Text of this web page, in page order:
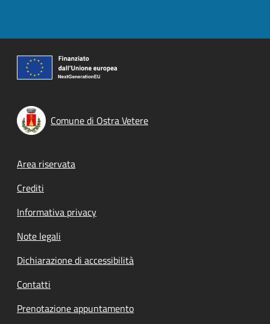
Comune di Ostra Vetere
Footer menu
Area riservata
Crediti
Informativa privacy
Note legali
Dichiarazione di accessibilità
Contatti
Prenotazione appuntamento